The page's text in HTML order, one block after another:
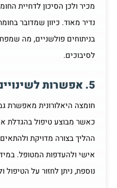
מכיר ולכן הסיכון לדחיית
נדיר מאוד. כיוון שמדובר
בניתוחים פולשניים, מה
לסיבוכים.
5. אפשרות לשינויים והתאמות
חומצה היאלורונית מאפשרת
כאשר מבוצע טיפול בהגדלת
ההליך בצורה מדויקת
אישי ולהעדפות המטופל.
נוספת, ניתן לחזור על